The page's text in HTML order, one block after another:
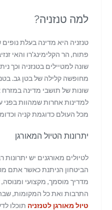
למה טנזניה?
טנזניה היא מדינה בעלת נופים
פתוח, הר הקלימינג'רו והאי
שונה למטיילים בטנזניה וכך
מחופשה קלילה של בטן גב.
שונות של תושבי מדינה
למדינות אחרות שמהוות בפני
מכל העולם כדוגמת קניה
יתרונות הטיול המאורגן
לטיולים מאורגנים יש
הביטחון הניתנת כאשר אתם
מדריך מוסמך, מקצועי
התרבות ואת כל המקומות,
טיול מאורגן לטנזניה תוכלו